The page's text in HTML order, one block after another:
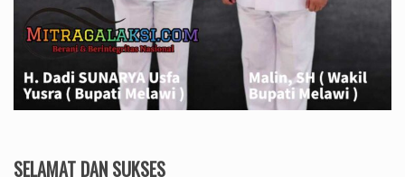
SELAMAT DAN SUKSES